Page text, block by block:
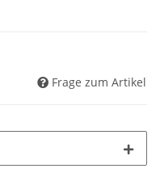
Frage zum Artikel